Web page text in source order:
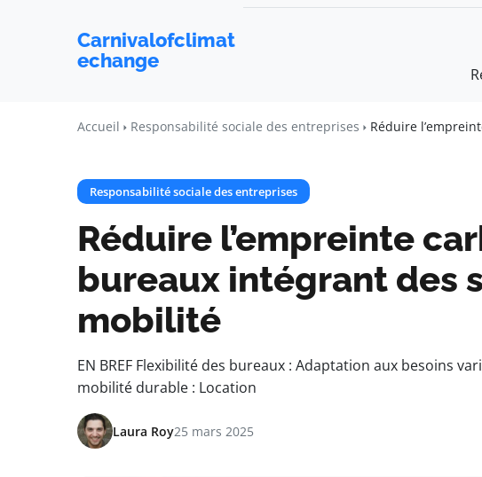
Carnivalofclimat
echange
Accueil Responsabilité sociale des entreprises Réduire
Responsabilité sociale des entreprises
Réduire l’empreinte
bureaux intégrant des
mobilité
EN BREF Flexibilité des bureaux : Adaptation aux besoins
mobilité durable : Location
Laura Roy25 mars 2025